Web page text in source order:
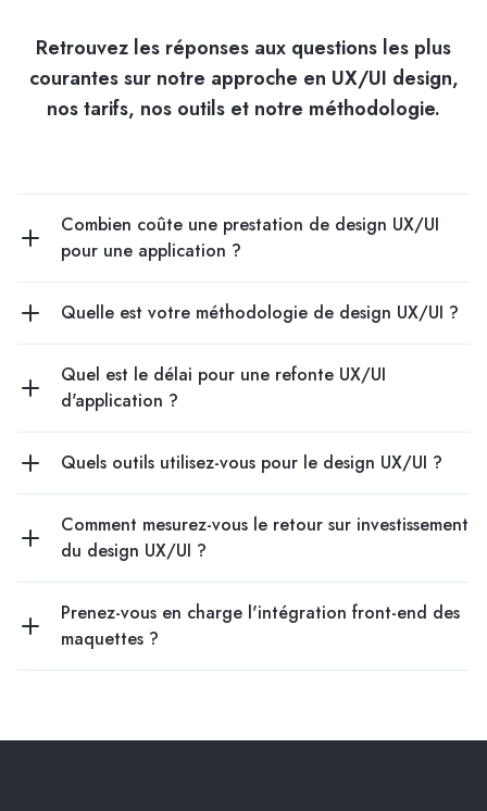
Retrouvez les réponses aux questions les plus
courantes sur notre approche en UX/UI design,
nos tarifs, nos outils et notre méthodologie.
Combien coûte une prestation de design UX/UI
pour une application ?
Quelle est votre méthodologie de design UX/UI ?
Quel est le délai pour une refonte UX/UI
d'application ?
Quels outils utilisez-vous pour le design UX/UI ?
Comment mesurez-vous le retour sur investissement
du design UX/UI ?
Prenez-vous en charge l'intégration front-end des
maquettes ?